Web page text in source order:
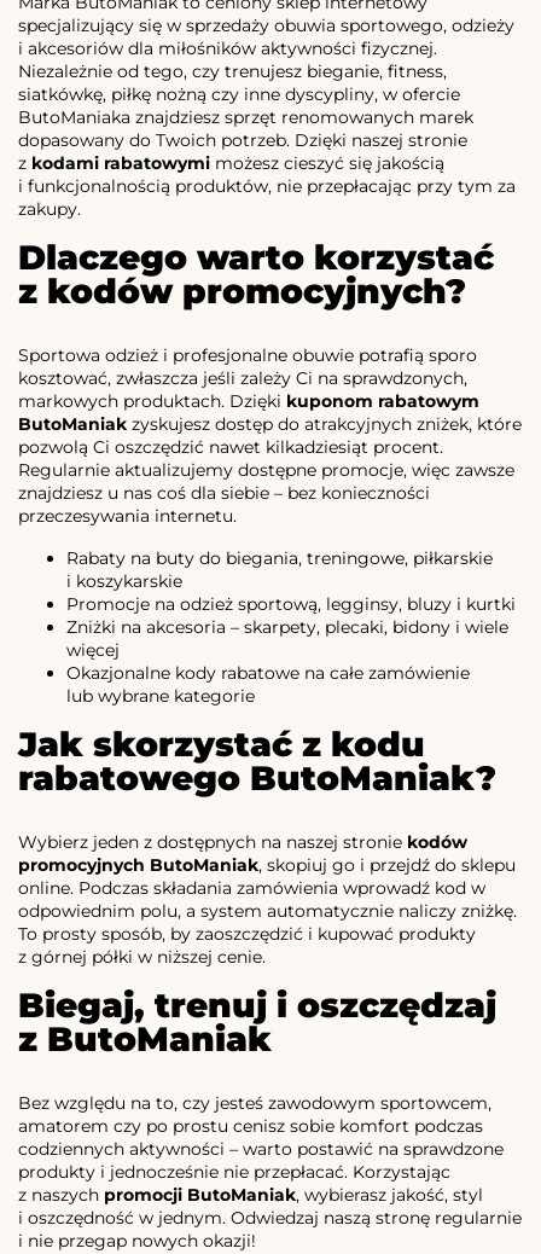
specjalizujący się w sprzedaży obuwia sportowego, odzieży
i akcesoriów dla miłośników aktywności fizycznej.
Niezależnie od tego, czy trenujesz bieganie, fitness,
siatkówkę, piłkę nożną czy inne dyscypliny, w ofercie
ButoManiaka znajdziesz sprzęt renomowanych marek
dopasowany do Twoich potrzeb. Dzięki naszej stronie
z kodami rabatowymi możesz cieszyć się jakością
i funkcjonalnością produktów, nie przepłacając przy tym za
zakupy.
Dlaczego warto korzystać
z kodów promocyjnych?
Sportowa odzież i profesjonalne obuwie potrafią sporo
kosztować, zwłaszcza jeśli zależy Ci na sprawdzonych,
markowych produktach. Dzięki kuponom rabatowym
ButoManiak zyskujesz dostęp do atrakcyjnych zniżek, które
pozwolą Ci oszczędzić nawet kilkadziesiąt procent.
Regularnie aktualizujemy dostępne promocje, więc zawsze
znajdziesz u nas coś dla siebie – bez konieczności
przeczesywania internetu.
Rabaty na buty do biegania, treningowe, piłkarskie
i koszykarskie
Promocje na odzież sportową, legginsy, bluzy i kurtki
Zniżki na akcesoria – skarpety, plecaki, bidony i wiele
więcej
Okazjonalne kody rabatowe na całe zamówienie
lub wybrane kategorie
Jak skorzystać z kodu
rabatowego ButoManiak?
Wybierz jeden z dostępnych na naszej stronie kodów
promocyjnych ButoManiak, skopiuj go i przejdź do sklepu
online. Podczas składania zamówienia wprowadź kod w
odpowiednim polu, a system automatycznie naliczy zniżkę.
To prosty sposób, by zaoszczędzić i kupować produkty
z górnej półki w niższej cenie.
Biegaj, trenuj i oszczędzaj
z ButoManiak
Bez względu na to, czy jesteś zawodowym sportowcem,
amatorem czy po prostu cenisz sobie komfort podczas
codziennych aktywności – warto postawić na sprawdzone
produkty i jednocześnie nie przepłacać. Korzystając
z naszych promocji ButoManiak, wybierasz jakość, styl
i oszczędność w jednym. Odwiedzaj naszą stronę regularnie
i nie przegap nowych okazji!